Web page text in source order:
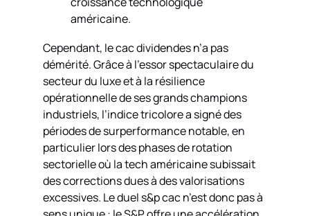
américaine.
Cependant, le cac dividendes n’a pas
démérité. Grâce à l’essor spectaculaire du
secteur du luxe et à la résilience
opérationnelle de ses grands champions
industriels, l’indice tricolore a signé des
périodes de surperformance notable, en
particulier lors des phases de rotation
sectorielle où la tech américaine subissait
des corrections dues à des valorisations
excessives. Le duel s&p cac n’est donc pas à